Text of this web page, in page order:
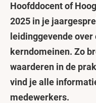
Hoofddocent of
2025 in je
leidinggevende
kerndomeinen. Zo
waarderen in de
vind je alle
medewerkers.